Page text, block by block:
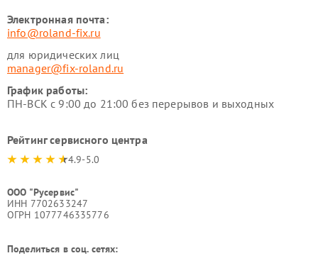
Электронная почта:
info@roland-fix.ru
для юридических лиц
manager@fix-roland.ru
График работы:
ПН-ВСК с 9:00 до 21:00 без перерывов и выходных
Рейтинг сервисного центра
4.9-5.0
ООО "Русервис"
ИНН 7702633247
ОГРН 1077746335776
Поделиться в соц. сетях: